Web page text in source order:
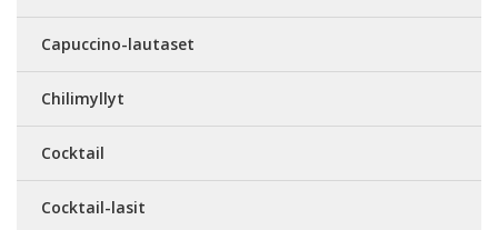
Capuccino-lautaset
Chilimyllyt
Cocktail
Cocktail-lasit